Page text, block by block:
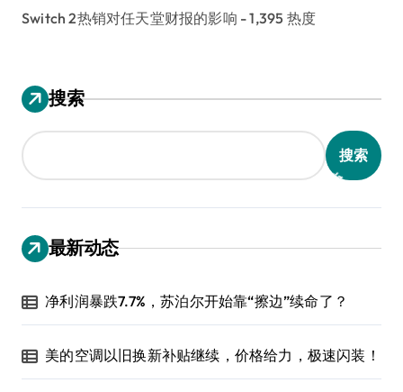
Switch 2热销对任天堂财报的影响 - 1,395 热度
搜索
搜索
最新动态
净利润暴跌7.7%，苏泊尔开始靠“擦边”续命了？
美的空调以旧换新补贴继续，价格给力，极速闪装！